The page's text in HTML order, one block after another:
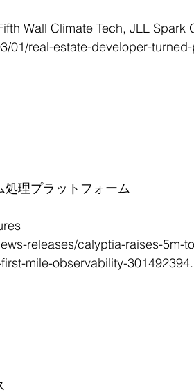
Wall Climate Tech, JLL Spark
01/real-estate-developer-
理プラットフォーム
releases/calyptia-raises-5m-
mile-observability-